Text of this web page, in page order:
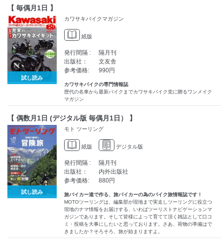
【 毎偶月1日 】
試し読み
カワサキバイクマガジン
紙版
発行間隔 :
隔月刊
出版社：
文友舎
参考価格:
990円
カワサキバイクの専門情報誌
歴代の名車から最新バイクまでカワサキバイク党に贈るワンメイク
マガジン
【 偶数月1日 (デジタル版 毎偶月1日） 】
試し読み
モト ツーリング
紙版 デジタル版
発行間隔 :
隔月刊
出版社：
内外出版社
参考価格:
880円
旅バイカー達で作る、旅バイカーの為のバイク旅情報誌です！
MOTOツーリングは、編集部が現地まで実走しツーリングに役立つ
現地のナマ情報をお届けする、いわばツーリストナビゲーションマ
ガジンであります。そして皆様によって育てて頂く雑誌として口コ
ミ・投稿を大事にしたいと思っております。さあ、荷物の準備はで
きましたか？そろそろ、旅が始まりますよ。